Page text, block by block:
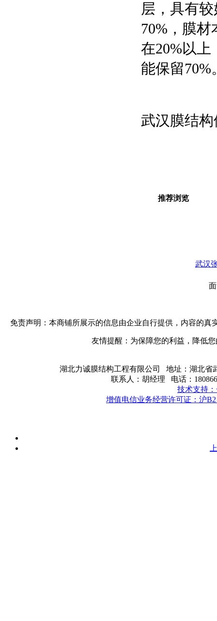
层，具有
70%，膜
在20%以
能保留70%
武汉膜结
推荐浏览
武汉
免责声明：本商铺所展示的信息由企业自行提供，内容的
友情提醒：为保障您的利益，降低
湖北力诚膜结构工程有限公司 地址：湖北省
联系人：胡经理 电话：
技术支持
增值电信业务经营许可证：沪